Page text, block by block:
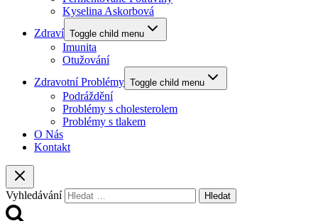
Kyselina Askorbová
Zdraví Toggle child menu
Imunita
Otužování
Zdravotní Problémy Toggle child menu
Podráždění
Problémy s cholesterolem
Problémy s tlakem
O Nás
Kontakt
Vyhledávání